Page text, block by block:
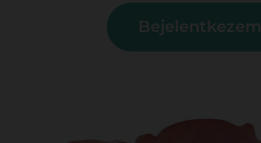
Bejelentkezem